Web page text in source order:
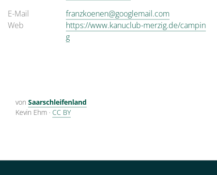
E-Mail
franzkoenen@googlemail.com
Web
https://www.kanuclub-merzig.de/campin
g
von Saarschleifenland
Kevin Ehm · CC BY